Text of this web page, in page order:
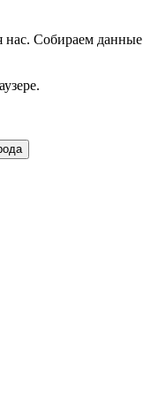
нас. Собираем данные